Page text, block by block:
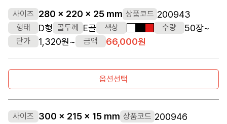
사이즈 280 x 220 x 25 mm 상품코드 200943
형태 D형 골두께 E골 색상 흰색검정색빨간색수량 50장~
단가 1,320원~ 금액 66,000원
옵션선택
사이즈 300 x 215 x 15 mm 상품코드 200946